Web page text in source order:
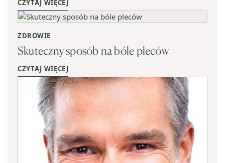
CZYTAJ WIĘCEJ
ZDROWIE
Skuteczny sposób na bóle pleców
CZYTAJ WIĘCEJ